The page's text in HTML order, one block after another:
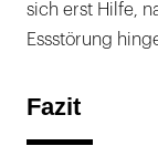
sich erst Hilfe,
Essstörung
Fazit